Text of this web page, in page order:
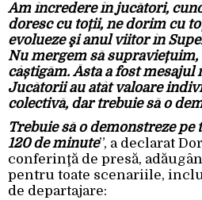
Am încredere în jucători,
doresc cu toții, ne dorim cu
evolueze şi anul viitor în
Nu mergem să supraviețuim,
câștigăm. Ăsta a fost mesajul
Jucătorii au atât valoare
colectivă, dar trebuie să o
Trebuie să o demonstreze pe
120 de minute”, a declarat
conferinţă de presă,
pentru toate scenariile,
de departajare: